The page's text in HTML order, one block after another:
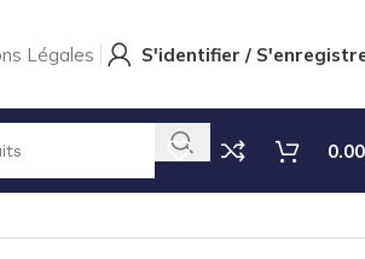
Légales S'identifier /
0.00
5×8 – UNITAIRE